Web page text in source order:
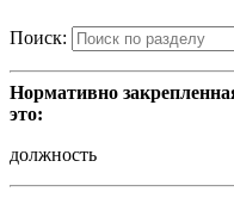
Поиск:
Нормативно
это:
должность